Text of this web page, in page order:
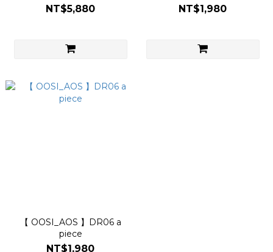
NT$5,880 NT$1,980
【 OOSI_AOS 】DR06 a
piece
NT$1,980